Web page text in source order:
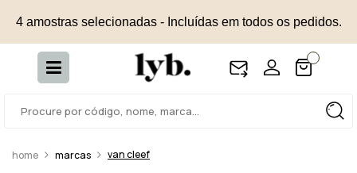
4 amostras selecionadas - Incluídas em todos os pedidos.
marcas van cleef